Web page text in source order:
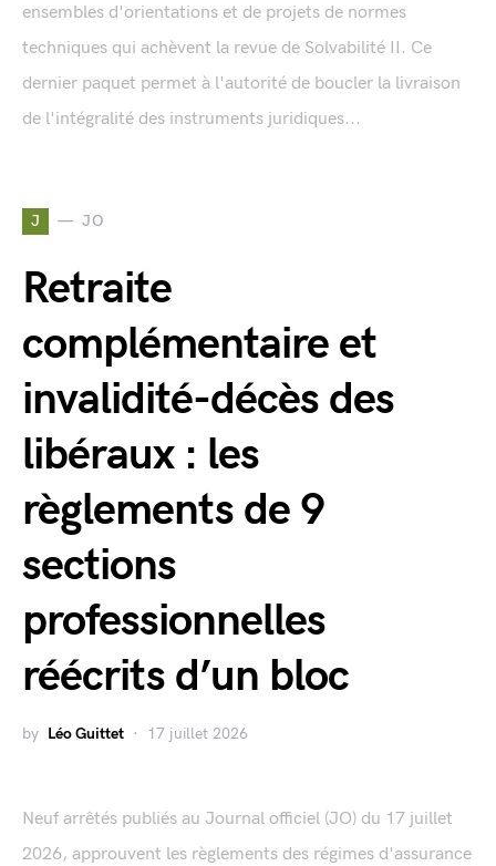
ensembles d'orientations et de projets de normes
techniques qui achèvent la revue de Solvabilité II. Ce
dernier paquet permet à l'autorité de boucler la livraison
de l'intégralité des instruments juridiques...
J JO
Retraite
complémentaire et
invalidité-décès des
libéraux : les
règlements de 9
sections
professionnelles
réécrits d’un bloc
by Léo Guittet 17 juillet 2026
Neuf arrêtés publiés au Journal officiel (JO) du 17 juillet
2026, approuvent les règlements des régimes d'assurance